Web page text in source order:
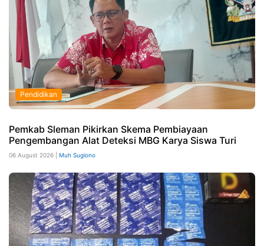
Pendidikan
Pemkab Sleman Pikirkan Skema Pembiayaan
Pengembangan Alat Deteksi MBG Karya Siswa Turi
06 August 2026 | Muh Sugiono